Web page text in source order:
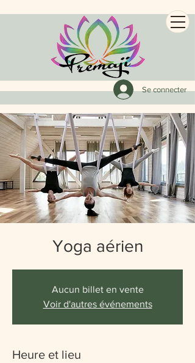
Se connecter
Yoga aérien
Aucun billet en vente
Voir d'autres événements
Heure et lieu